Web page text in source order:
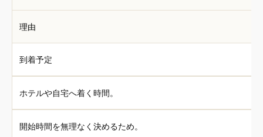
理由
到着予定
ホテルや自宅へ着く時間。
開始時間を無理なく決めるため。